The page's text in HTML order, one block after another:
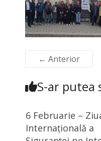
← Anterior
S-ar putea
6 Februarie –
Internațională a